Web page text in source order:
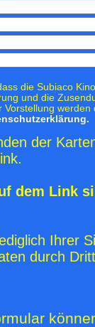
die Subiaco
und die
der
dem Link
Ihrer
durch